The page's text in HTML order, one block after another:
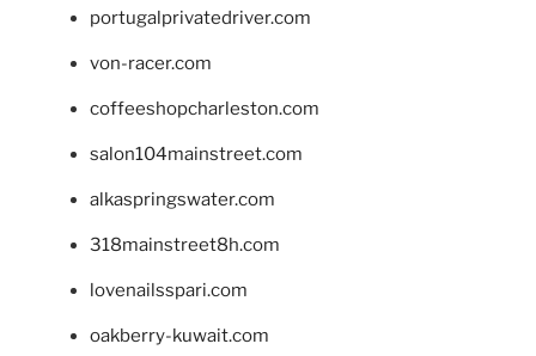
portugalprivatedriver.com
von-racer.com
coffeeshopcharleston.com
salon104mainstreet.com
alkaspringswater.com
318mainstreet8h.com
lovenailsspari.com
oakberry-kuwait.com